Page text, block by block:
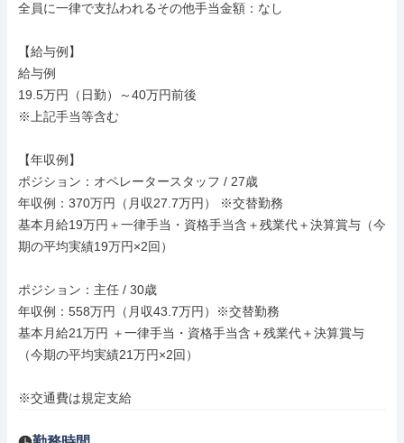
全員に一律で支払われるその他手当金額：なし
【給与例】
給与例
19.5万円（日勤）～40万円前後
※上記手当等含む
【年収例】
ポジション：オペレータースタッフ / 27歳
年収例：370万円（月収27.7万円） ※交替勤務
基本月給19万円＋一律手当・資格手当含＋残業代＋決算賞与（今
期の平均実績19万円×2回）
ポジション：主任 / 30歳
年収例：558万円（月収43.7万円）※交替勤務
基本月給21万円 ＋一律手当・資格手当含＋残業代＋決算賞与
（今期の平均実績21万円×2回）
※交通費は規定支給